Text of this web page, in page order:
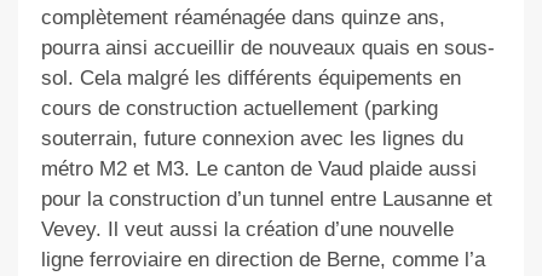
complètement réaménagée dans quinze ans,
pourra ainsi accueillir de nouveaux quais en sous-
sol. Cela malgré les différents équipements en
cours de construction actuellement (parking
souterrain, future connexion avec les lignes du
métro M2 et M3. Le canton de Vaud plaide aussi
pour la construction d’un tunnel entre Lausanne et
Vevey. Il veut aussi la création d’une nouvelle
ligne ferroviaire en direction de Berne, comme l’a